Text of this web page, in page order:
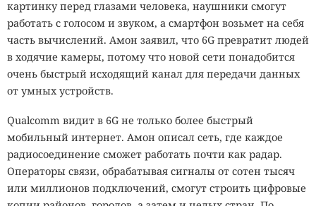
картинку перед глазами человека, наушники смогут
работать с голосом и звуком, а смартфон возьмет на себя
часть вычислений. Амон заявил, что 6G превратит людей
в ходячие камеры, потому что новой сети понадобится
очень быстрый исходящий канал для передачи данных
от умных устройств.
Qualcomm видит в 6G не только более быстрый
мобильный интернет. Амон описал сеть, где каждое
радиосоединение сможет работать почти как радар.
Операторы связи, обрабатывая сигналы от сотен тысяч
или миллионов подключений, смогут строить цифровые